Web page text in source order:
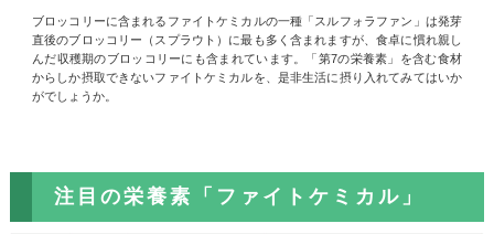
ブロッコリーに含まれるファイトケミカルの一種「スルフォラファン」は発芽
直後のブロッコリー（スプラウト）に最も多く含まれますが、食卓に慣れ親し
んだ収穫期のブロッコリーにも含まれています。「第7の栄養素」を含む食材
からしか摂取できないファイトケミカルを、是非生活に摂り入れてみてはいか
がでしょうか。
注目の栄養素「ファイトケミカル」